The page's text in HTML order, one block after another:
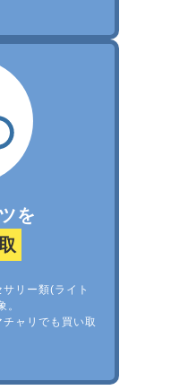
を
リー類(ライト
。
ャリでも買い取